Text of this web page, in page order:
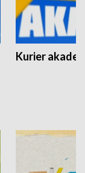
Kurier